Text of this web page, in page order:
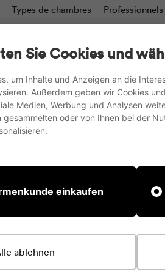
Sie Cookies und
um Inhalte und Anzeigen an die
Außerdem geben wir Cookies
Medien, Werbung und Analysen
oder von Ihnen bei der
einkaufen
ablehnen
Types de chambres Professionnels
nous expédions vers l'UE, le